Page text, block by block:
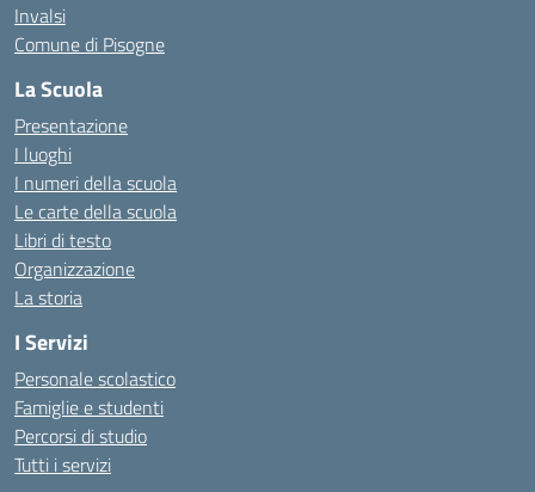
Invalsi
Comune di Pisogne
La Scuola
Presentazione
I luoghi
I numeri della scuola
Le carte della scuola
Libri di testo
Organizzazione
La storia
I Servizi
Personale scolastico
Famiglie e studenti
Percorsi di studio
Tutti i servizi